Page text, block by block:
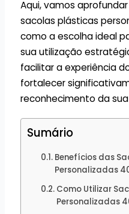
Aqui, vamos
sacolas plásticas
como a escolha ideal
sua utilização
facilitar a experiência
fortalecer
reconhecimento da
Sumário
Benefícios das
Personalizadas
Como Utilizar
Personalizadas